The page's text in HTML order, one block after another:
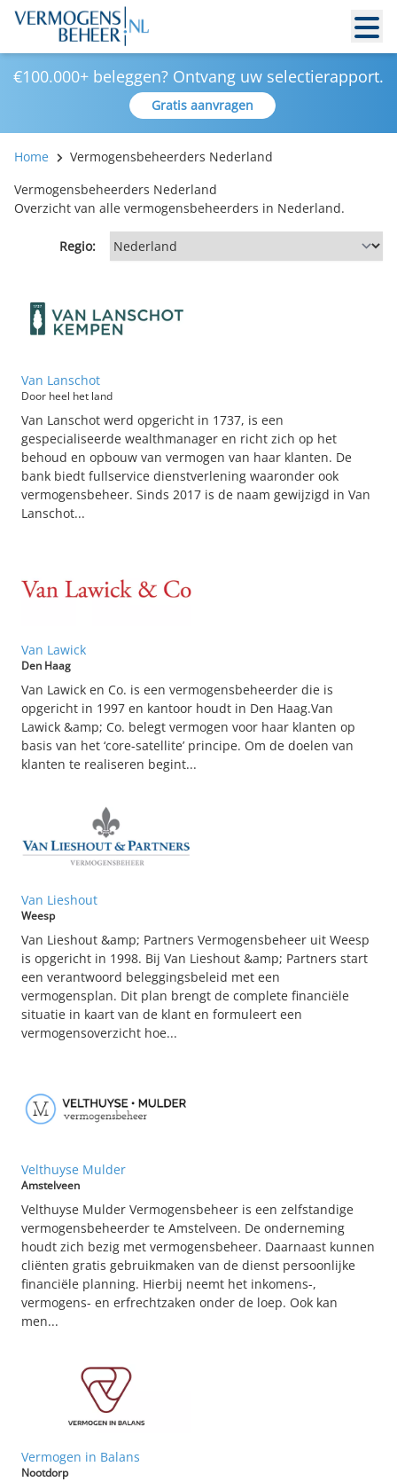
€100.000+ beleggen? Ontvang uw selectierapport.
Gratis aanvragen
Home
Vermogensbeheerders Nederland
Vermogensbeheerders Nederland
Overzicht van alle vermogensbeheerders in Nederland.
Regio:
Van Lanschot
Door heel het land
Van Lanschot werd opgericht in 1737, is een
gespecialiseerde wealthmanager en richt zich op het
behoud en opbouw van vermogen van haar klanten. De
bank biedt fullservice dienstverlening waaronder ook
vermogensbeheer. Sinds 2017 is de naam gewijzigd in Van
Lanschot...
Van Lawick
Den Haag
Van Lawick en Co. is een vermogensbeheerder die is
opgericht in 1997 en kantoor houdt in Den Haag.Van
Lawick &amp; Co. belegt vermogen voor haar klanten op
basis van het ‘core-satellite’ principe. Om de doelen van
klanten te realiseren begint...
Van Lieshout
Weesp
Van Lieshout &amp; Partners Vermogensbeheer uit Weesp
is opgericht in 1998. Bij Van Lieshout &amp; Partners start
een verantwoord beleggingsbeleid met een
vermogensplan. Dit plan brengt de complete financiële
situatie in kaart van de klant en formuleert een
vermogensoverzicht hoe...
Velthuyse Mulder
Amstelveen
Velthuyse Mulder Vermogensbeheer is een zelfstandige
vermogensbeheerder te Amstelveen. De onderneming
houdt zich bezig met vermogensbeheer. Daarnaast kunnen
cliënten gratis gebruikmaken van de dienst persoonlijke
financiële planning. Hierbij neemt het inkomens-,
vermogens- en erfrechtzaken onder de loep. Ook kan
men...
Vermogen in Balans
Nootdorp